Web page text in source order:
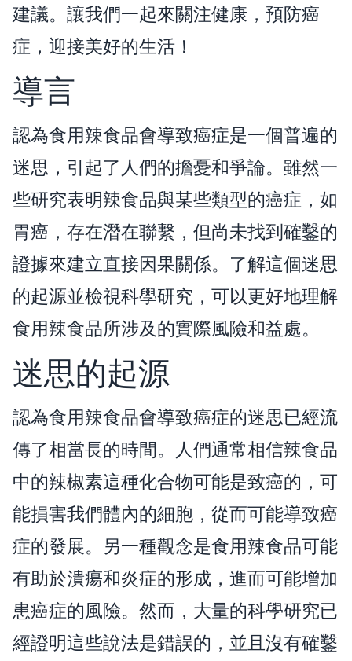
建議。讓我們一起來關注健康，預防癌
症，迎接美好的生活！
導言
認為食用辣食品會導致癌症是一個普遍的
迷思，引起了人們的擔憂和爭論。雖然一
些研究表明辣食品與某些類型的癌症，如
胃癌，存在潛在聯繫，但尚未找到確鑿的
證據來建立直接因果關係。了解這個迷思
的起源並檢視科學研究，可以更好地理解
食用辣食品所涉及的實際風險和益處。
迷思的起源
認為食用辣食品會導致癌症的迷思已經流
傳了相當長的時間。人們通常相信辣食品
中的辣椒素這種化合物可能是致癌的，可
能損害我們體內的細胞，從而可能導致癌
症的發展。另一種觀念是食用辣食品可能
有助於潰瘍和炎症的形成，進而可能增加
患癌症的風險。然而，大量的科學研究已
經證明這些說法是錯誤的，並且沒有確鑿